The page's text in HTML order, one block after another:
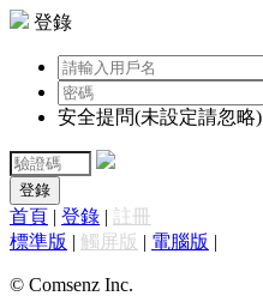
登錄
安全提問(未設定請忽略)
登錄
首頁 | 登錄 | 註冊
標準版 | 觸屏版 | 電腦版 |
© Comsenz Inc.